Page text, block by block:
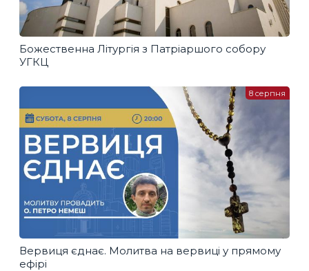
Божественна Літургія з Патріаршого собору
УГКЦ
Вервиця єднає. Молитва на вервиці у прямому
ефірі
8 серпня